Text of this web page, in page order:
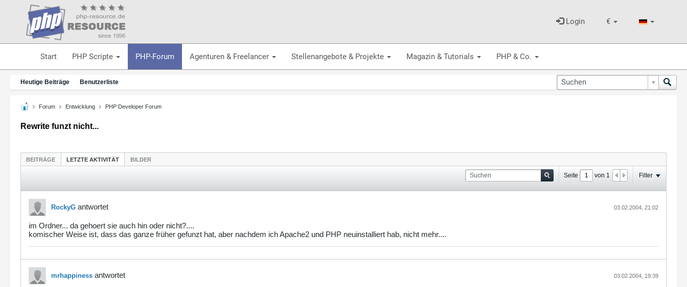
€
Login
Start PHP Scripte PHP-Forum Agenturen & Freelancer Stellenangebote & Projekte Magazin & Tutorials PHP & Co.
Heutige Beiträge Benutzerliste
Forum Entwicklung PHP Developer Forum
Rewrite funzt nicht...
BEITRÄGE LETZTE AKTIVITÄT BILDER
Seite von 1 Filter
RockyG antwortet 03.02.2004, 21:02
im Ordner... da gehoert sie auch hin oder nicht?....
komischer Weise ist, dass das ganze früher gefunzt hat, aber nachdem ich Apache2 und PHP neuinstalliert hab, nicht mehr....
mrhappiness antwortet 03.02.2004, 19:39